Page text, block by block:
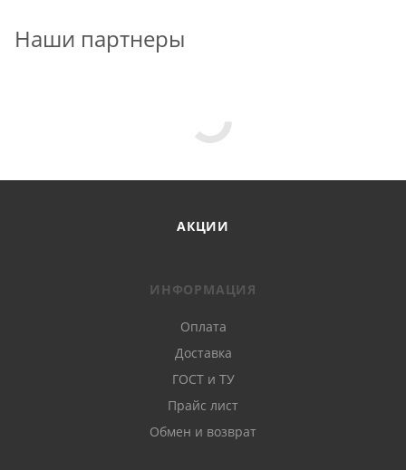
Наши партнеры
АКЦИИ
ИНФОРМАЦИЯ
Оплата
Доставка
ГОСТ и ТУ
Прайс лист
Обмен и возврат